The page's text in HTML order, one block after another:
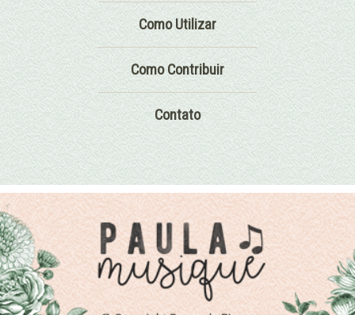
Como Utilizar
Como Contribuir
Contato